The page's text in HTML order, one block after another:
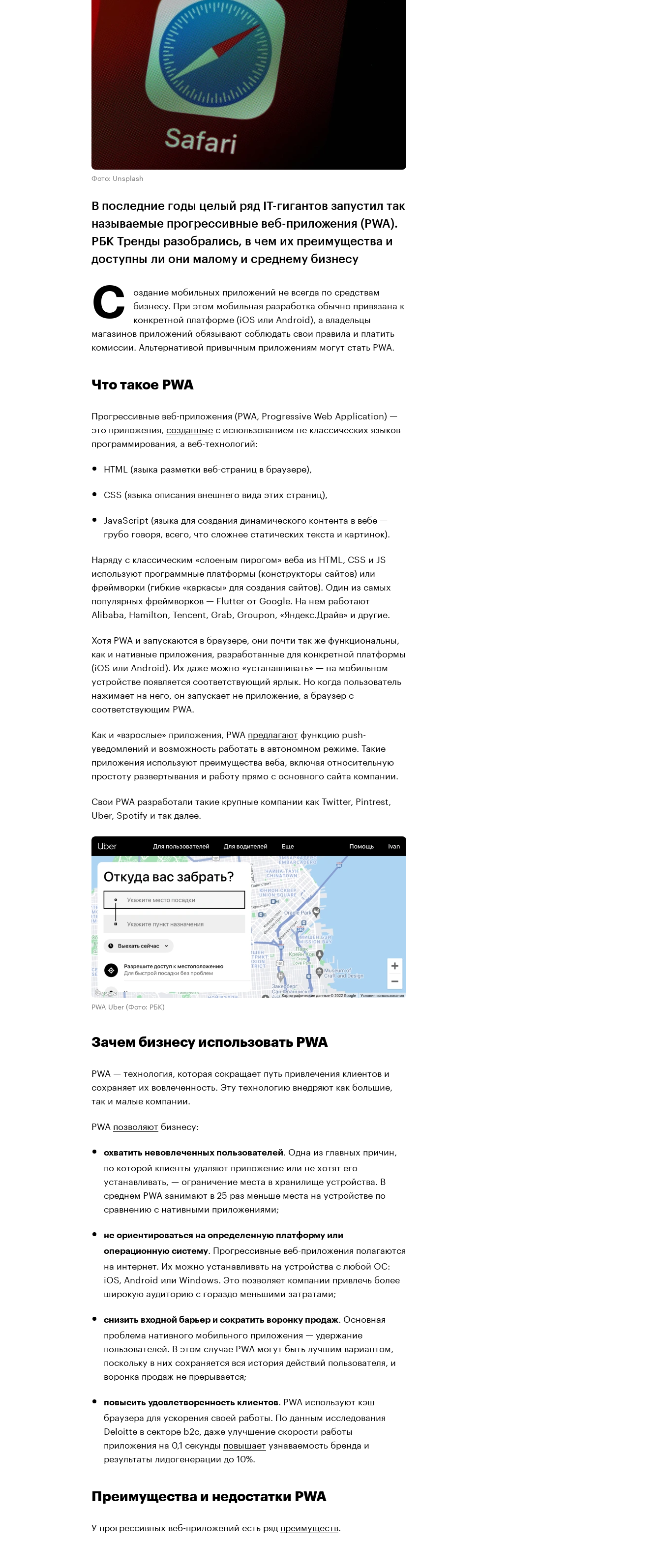
Фото: Unsplash
В последние годы целый ряд IT-гигантов запустил так
называемые прогрессивные веб-приложения (PWA).
РБК Тренды разобрались, в чем их преимущества и
доступны ли они малому и среднему бизнесу
С
оздание мобильных приложений не всегда по средствам
бизнесу. При этом мобильная разработка обычно привязана к
конкретной платформе (iOS или Android), а владельцы
магазинов приложений обязывают соблюдать свои правила и платить
комиссии. Альтернативой привычным приложениям могут стать PWA.
Что такое PWA
Прогрессивные веб-приложения (PWA, Progressive Web Application) —
это приложения, созданные с использованием не классических языков
программирования, а веб-технологий:
HTML (языка разметки веб-страниц в браузере),
CSS (языка описания внешнего вида этих страниц),
JavaScript (языка для создания динамического контента в вебе —
грубо говоря, всего, что сложнее статических текста и картинок).
Наряду с классическим «слоеным пирогом» веба из HTML, CSS и JS
используют программные платформы (конструкторы сайтов) или
фреймворки (гибкие «каркасы» для создания сайтов). Один из самых
популярных фреймворков — Flutter от Google. На нем работают
Alibaba, Hamilton, Tencent, Grab, Groupon, «Яндекс.Драйв» и другие.
Хотя PWA и запускаются в браузере, они почти так же функциональны,
как и нативные приложения, разработанные для конкретной платформы
(iOS или Android). Их даже можно «устанавливать» — на мобильном
устройстве появляется соответствующий ярлык. Но когда пользователь
нажимает на него, он запускает не приложение, а браузер с
соответствующим PWA.
Как и «взрослые» приложения, PWA предлагаютфункцию push-
уведомлений и возможность работать в автономном режиме. Такие
приложения используют преимущества веба, включая относительную
простоту развертывания и работу прямо с основного сайта компании.
Свои PWA разработали такие крупные компании как Twitter, Pintrest,
Uber, Spotify и так далее.
PWA Uber (Фото: РБК)
Зачем бизнесу использовать PWA
PWA — технология, которая сокращает путь привлечения клиентов и
сохраняет их вовлеченность. Эту технологию внедряют как большие,
так и малые компании.
PWA позволяют бизнесу:
охватить невовлеченных пользователей
. Одна из главных причин,
по которой клиенты удаляют приложение или не хотят его
устанавливать, — ограничение места в хранилище устройства. В
среднем PWA занимают в 25 раз меньше места на устройстве по
сравнению с нативными приложениями;
не ориентироваться на определенную платформу или
операционную систему
. Прогрессивные веб-приложения полагаются
на интернет. Их можно устанавливать на устройства с любой ОС:
iOS, Android или Windows. Это позволяет компании привлечь более
широкую аудиторию с гораздо меньшими затратами;
снизить входной барьер и сократить воронку продаж
. Основная
проблема нативного мобильного приложения — удержание
пользователей. В этом случае PWA могут быть лучшим вариантом,
поскольку в них сохраняется вся история действий пользователя, и
воронка продаж не прерывается;
повысить удовлетворенность клиентов
. PWA используют кэш
браузера для ускорения своей работы. По данным исследования
Deloitte в секторе b2c, даже улучшение скорости работы
приложения на 0,1 секунды повышаетузнаваемость бренда и
результаты лидогенерации до 10%.
Преимущества и недостатки PWA
У прогрессивных веб-приложений есть ряд преимуществ